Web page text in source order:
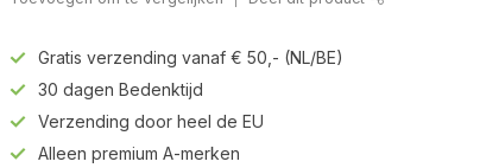
Gratis verzending vanaf € 50,- (NL/BE)
30 dagen Bedenktijd
Verzending door heel de EU
Alleen premium A-merken